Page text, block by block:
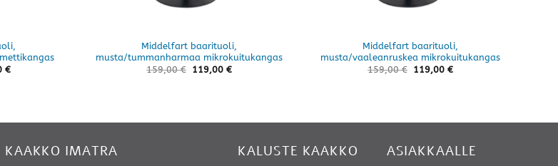
€
Middelfart baarituoli,
musta/tummanharmaa mikrokuitukangas
159,00€ 119,00 €
Middelfart baarituoli,
musta/vaaleanruskea mikrokuitukangas
159,00€ 119,00 €
KAAKKO IMATRA KALUSTE KAAKKO ASIAKKAALLE